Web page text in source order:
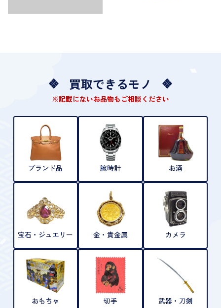
買取できるモノ
※記載にないお品物もご相談ください
ブランド品 腕時計 お酒
宝石・ジュエリー 金・貴金属 カメラ
おもちゃ 切手 武器・刀剣